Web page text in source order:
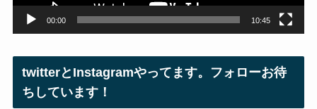
00:00 10:45
twitterとInstagramやってます。フォローお待
ちしています！